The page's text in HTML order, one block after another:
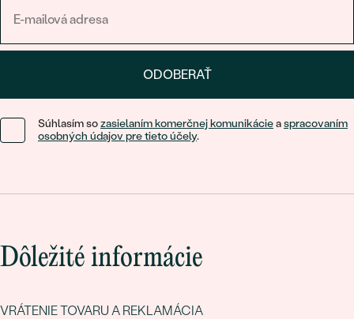
ODOBERAŤ
Súhlasím sozasielaním komerčnej komunikácieaspracovaním
osobných údajov pre tieto účely.
Dôležité informácie
VRÁTENIE TOVARU A REKLAMÁCIA